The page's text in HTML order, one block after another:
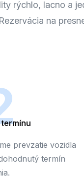
rýchlo, lacno a
Rezervácia na
prevzatie vozidla
termín